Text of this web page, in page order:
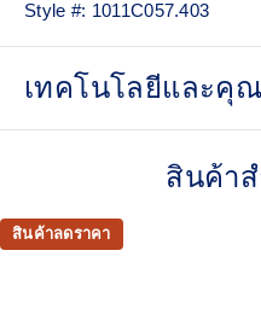
Style #: 1011C057.403
เทคโนโลยีและคุ
A lightweight mesh material
additional overlays.
Asymmetric tongue wing
A tongue feature that
สินค้า
สินค้าลดราคา